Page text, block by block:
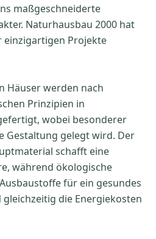
maßgeschneiderte
Naturhausbau 2000 hat
einzigartigen Projekte
Häuser werden nach
Prinzipien in
wobei besonderer
Gestaltung gelegt wird. Der
schafft eine
während ökologische
für ein gesundes
die Energiekosten